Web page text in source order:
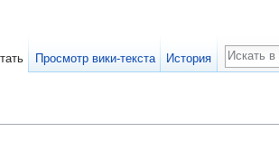
Просмотр вики-текста История
Поиск